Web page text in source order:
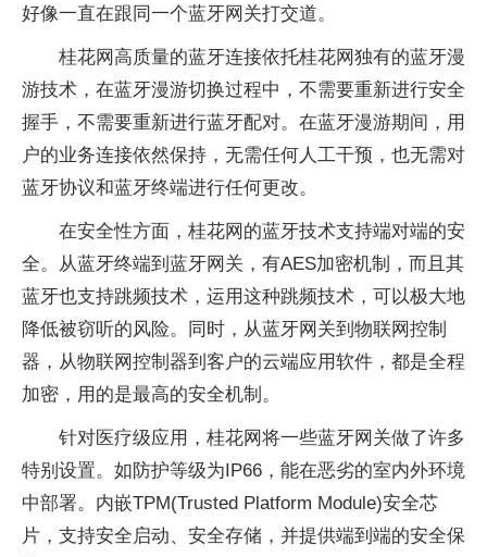
好像一直在跟同一个蓝牙网关打交道。
桂花网高质量的蓝牙连接依托桂花网独有的蓝牙漫
游技术，在蓝牙漫游切换过程中，不需要重新进行安全
握手，不需要重新进行蓝牙配对。在蓝牙漫游期间，用
户的业务连接依然保持，无需任何人工干预，也无需对
蓝牙协议和蓝牙终端进行任何更改。
在安全性方面，桂花网的蓝牙技术支持端对端的安
全。从蓝牙终端到蓝牙网关，有AES加密机制，而且其
蓝牙也支持跳频技术，运用这种跳频技术，可以极大地
降低被窃听的风险。同时，从蓝牙网关到物联网控制
器，从物联网控制器到客户的云端应用软件，都是全程
加密，用的是最高的安全机制。
针对医疗级应用，桂花网将一些蓝牙网关做了许多
特别设置。如防护等级为IP66，能在恶劣的室内外环境
中部署。内嵌TPM(Trusted Platform Module)安全芯
片，支持安全启动、安全存储，并提供端到端的安全保